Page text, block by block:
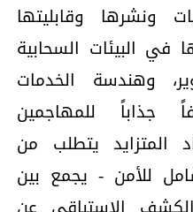
ونشرها وقابليتها
في البيئات السحابية
وهندسة الخدمات
جذاباً للمهاجمين
المتزايد يتطلب من
للأمن - يجمع بين